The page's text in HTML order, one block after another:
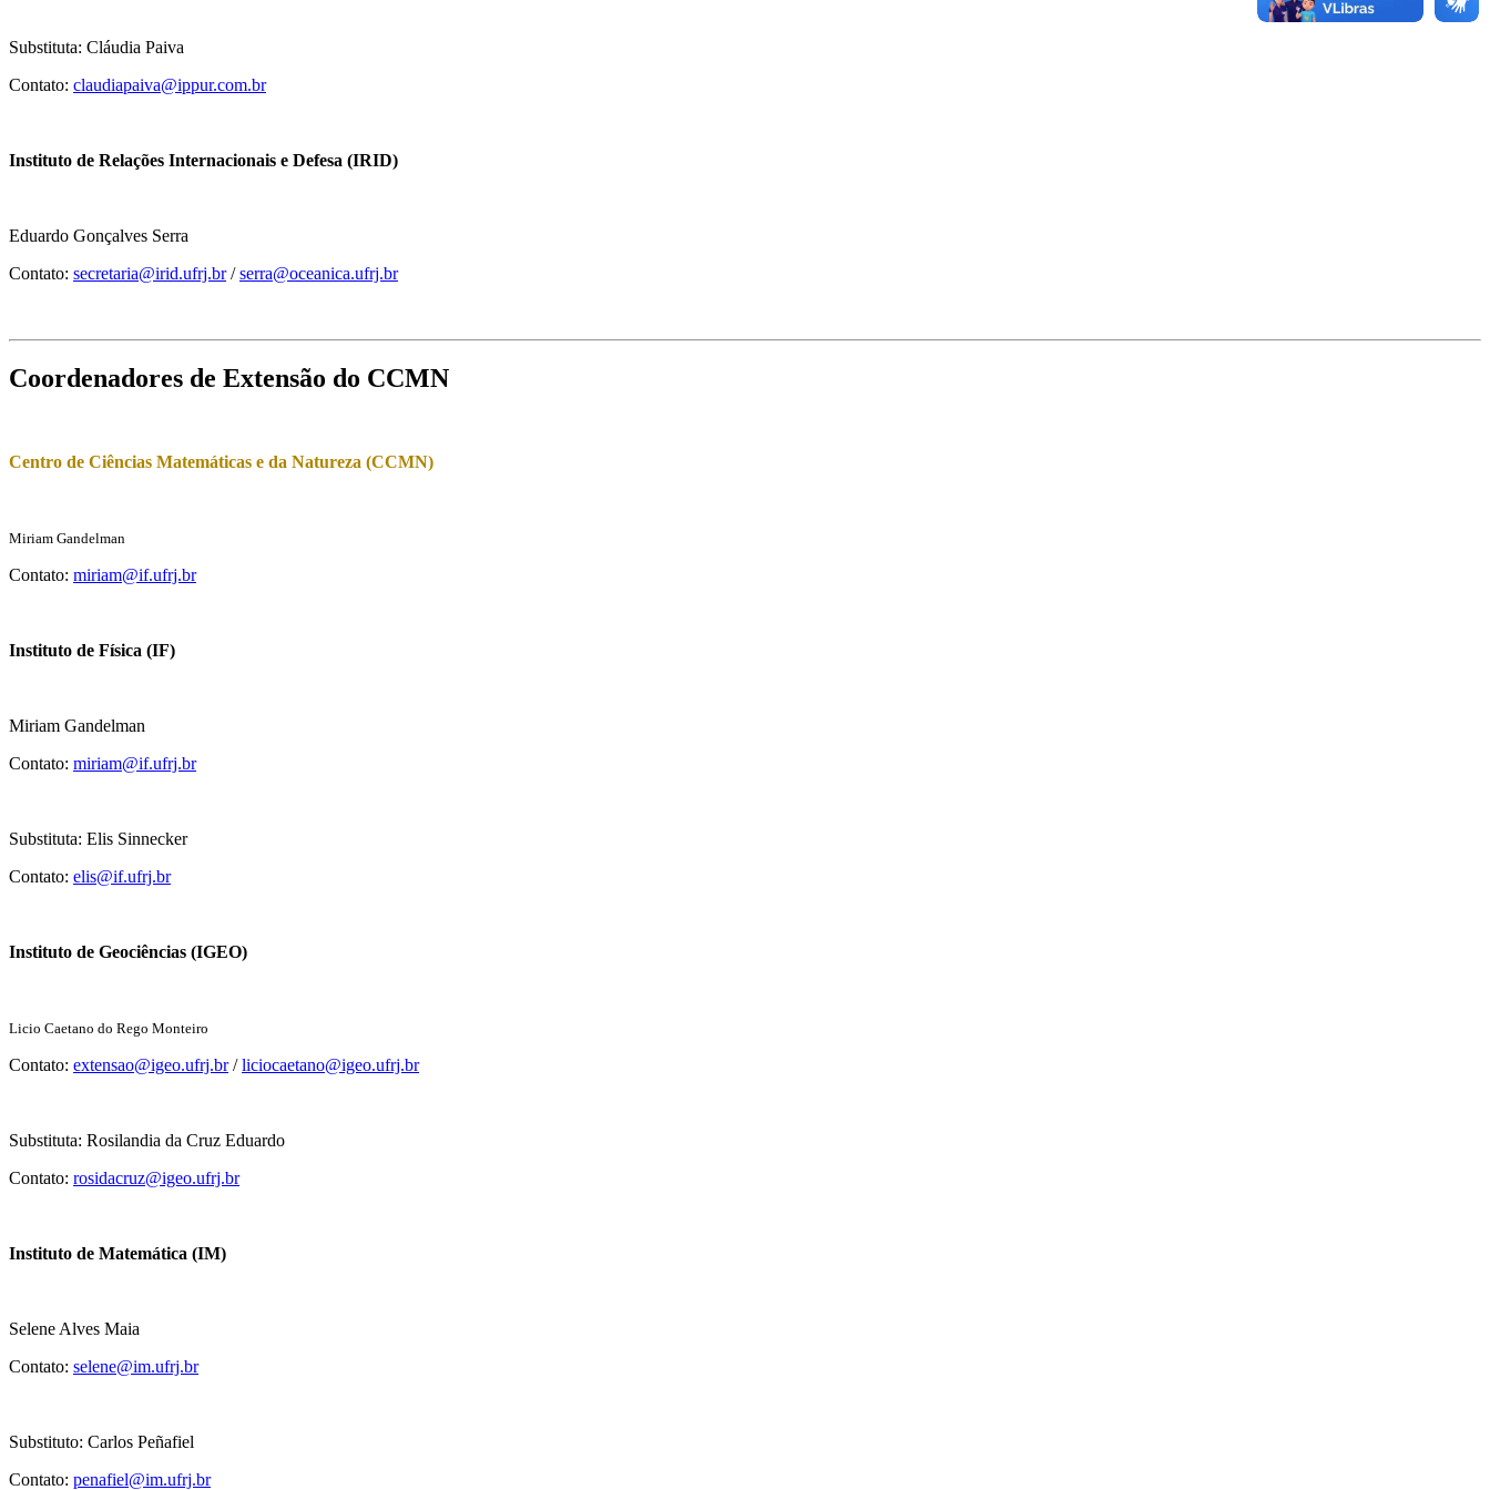
Substituta: Cláudia Paiva
Contato: claudiapaiva@ippur.com.br
Instituto de Relações Internacionais e Defesa (IRID)
Eduardo Gonçalves Serra
Contato: secretaria@irid.ufrj.br/serra@oceanica.ufrj.br
Coordenadores de Extensão do CCMN
Centro de Ciências Matemáticas e da Natureza (CCMN)
Miriam Gandelman
Contato: miriam@if.ufrj.br
Instituto de Física (IF)
Miriam Gandelman
Contato: miriam@if.ufrj.br
Substituta: Elis Sinnecker
Contato: elis@if.ufrj.br
Instituto de Geociências (IGEO)
Licio Caetano do Rego Monteiro
Contato: extensao@igeo.ufrj.br/liciocaetano@igeo.ufrj.br
Substituta: Rosilandia da Cruz Eduardo
Contato: rosidacruz@igeo.ufrj.br
Instituto de Matemática (IM)
Selene Alves Maia
Contato: selene@im.ufrj.br
Substituto: Carlos Peñafiel
Contato: penafiel@im.ufrj.br